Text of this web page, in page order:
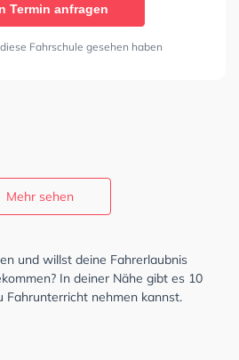
Termin anfragen
Fahrschule gesehen haben
Mehr sehen
und willst deine Fahrerlaubnis
In deiner Nähe gibt es 10
Fahrunterricht nehmen kannst.